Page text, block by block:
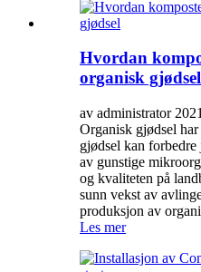
Hvordan
organisk gjødsel
av administrator
Organisk gjødsel
gjødsel kan
av gunstige
og kvaliteten på
sunn vekst av
produksjon av
Les mer